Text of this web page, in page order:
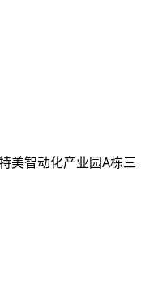
美智动化产业园A栋三